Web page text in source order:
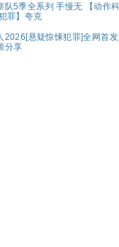
全系列 手慢无 【动作科
罪】夸克
2026[悬疑惊悚犯罪]全网首发
分享